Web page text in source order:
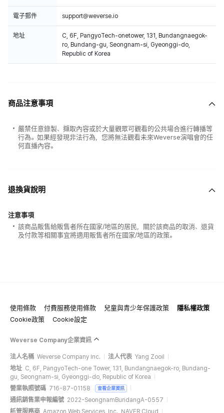
電子郵件 support@weverse.io
地址
C, 6F, PangyoTech-onetower, 131, Bundangnaegok-
ro, Bundang-gu, Seongnam-si, Gyeonggi-do,
Republic of Korea
商品注意事項
嚴禁任意錄製、擷取內容或於大量觀眾可觀看的公共場合進行轉播等
行為。如果經發現非法行為，您將無法觀看未來Weverse演唱會的任
何直播內容。
退換貨說明
注意事項
該商品販售給販售者所在國家/地區的居民，關於該商品的取消、退貨
及付款等相關事宜將適用販售者所在國家/地區的政策。
使用條款 付費服務使用條款 兒童與青少年保護政策
隱私權政策
Cookie政策
Cookie設定
Weverse Company企業資訊
法人名稱 Weverse Company Inc. 法人代表 Yang Zooil
地址 C, 6F, PangyoTech-one Tower, 131, Bundangnaegok-ro, Bundang-
gu, Seongnam-si, Gyeonggi-do, Republic of Korea
營業執照號碼 716-87-01158 查看企業資訊
通訊銷售業申報編號 2022-SeongnamBundangA-0557
託管服務商 Amazon Web Services, Inc., NAVER Cloud